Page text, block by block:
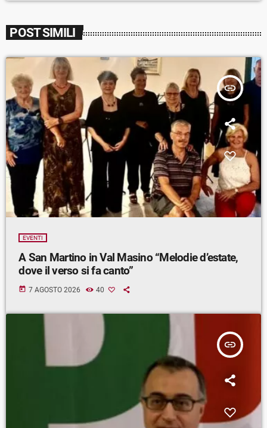
POST SIMILI
insert_link
EVENTI
A San Martino in Val Masino “Melodie d’estate,
dove il verso si fa canto”
today 7 AGOSTO 2026 40
insert_link